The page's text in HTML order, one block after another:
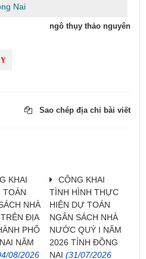
Nai
ngô thụy thảo nguyên
Sao chép địa chỉ bài viết
KHAI
TOÁN
NHÀ
ĐỊA
PHỐ
NĂM
08/2026
CÔNG KHAI
TÌNH HÌNH THỰC
HIỆN DỰ TOÁN
NGÂN SÁCH NHÀ
NƯỚC QUÝ I NĂM
2026 TỈNH ĐỒNG
NAI (31/07/2026